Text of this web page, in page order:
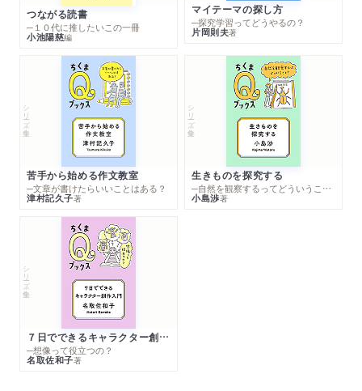
つながる読書
─１０代に推したいこの一冊
小池陽慈編
マイテーマの探し方
─探究学習ってどうやるの？
片岡則夫著
シリーズ・全集
苦手から始める作文教室
─文章が書けたらいいことはある？
津村記久子著
シリーズ・全集
生きものを探究する
─自然を観察するってどういうこと？
小島渉著
シリーズ・全集
７日でできるキャラクター創作入門
─想像って役立つの？
名取佐和子著